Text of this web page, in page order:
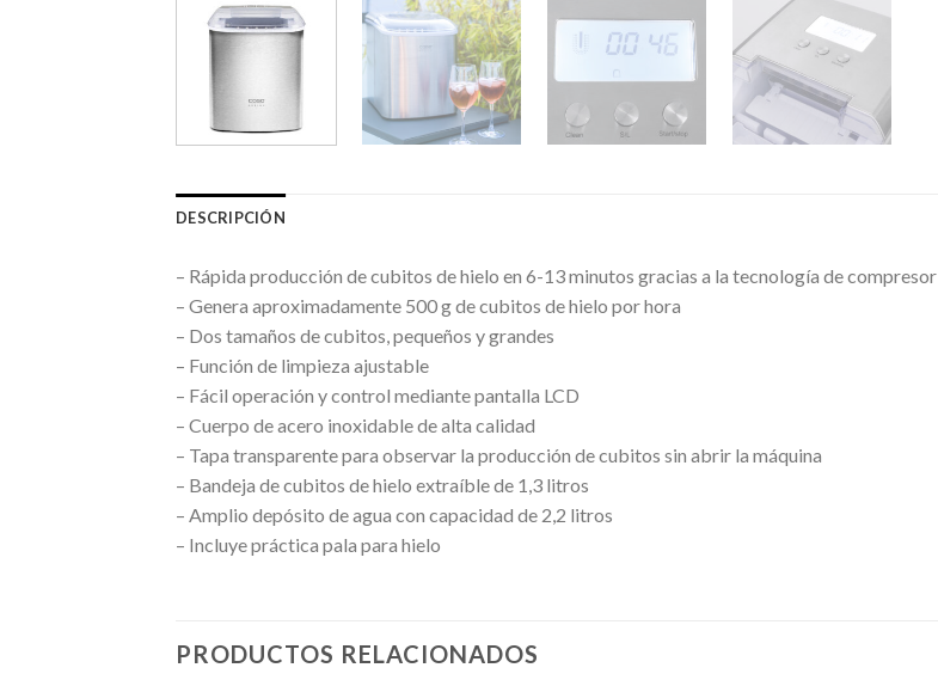
DESCRIPCIÓN
– Rápida producción de cubitos de hielo en 6-13 minutos gracias a la tecnología de compresor
– Genera aproximadamente 500 g de cubitos de hielo por hora
– Dos tamaños de cubitos, pequeños y grandes
– Función de limpieza ajustable
– Fácil operación y control mediante pantalla LCD
– Cuerpo de acero inoxidable de alta calidad
– Tapa transparente para observar la producción de cubitos sin abrir la máquina
– Bandeja de cubitos de hielo extraíble de 1,3 litros
– Amplio depósito de agua con capacidad de 2,2 litros
– Incluye práctica pala para hielo
PRODUCTOS RELACIONADOS